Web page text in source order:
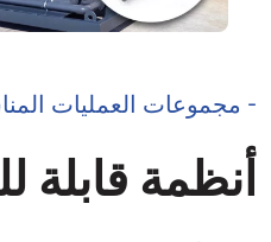
- مجموعات العمليات
أنظمة